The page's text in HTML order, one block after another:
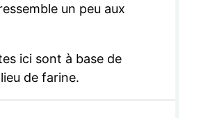
un peu aux
ici sont à base de
de farine.